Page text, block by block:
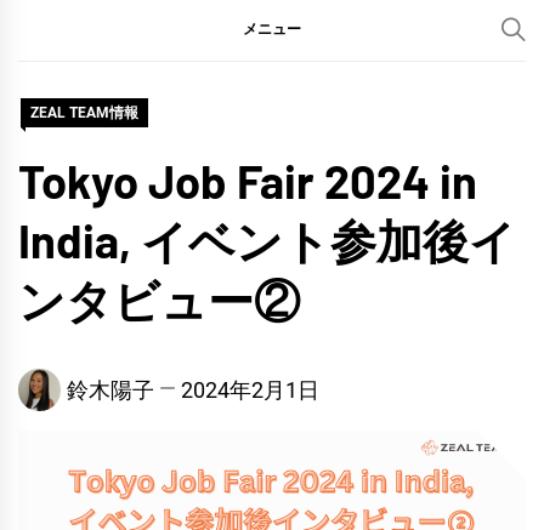
メニュー
ZEAL TEAM情報
Tokyo Job Fair 2024 in
India, イベント参加後イ
ンタビュー②
鈴木陽子 2024年2月1日